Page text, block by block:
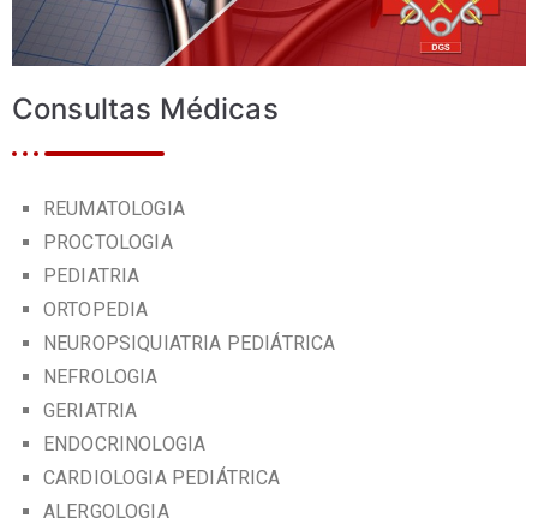
Consultas Médicas
REUMATOLOGIA
PROCTOLOGIA
PEDIATRIA
ORTOPEDIA
NEUROPSIQUIATRIA PEDIÁTRICA
NEFROLOGIA
GERIATRIA
ENDOCRINOLOGIA
CARDIOLOGIA PEDIÁTRICA
ALERGOLOGIA